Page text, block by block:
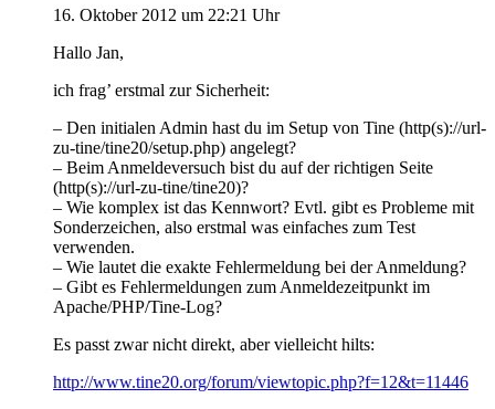
16. Oktober 2012 um 22:21 Uhr
Hallo Jan,
ich frag’ erstmal zur Sicherheit:
– Den initialen Admin hast du im Setup von Tine (http(s)://url-
zu-tine/tine20/setup.php) angelegt?
– Beim Anmeldeversuch bist du auf der richtigen Seite
(http(s)://url-zu-tine/tine20)?
– Wie komplex ist das Kennwort? Evtl. gibt es Probleme mit
Sonderzeichen, also erstmal was einfaches zum Test
verwenden.
– Wie lautet die exakte Fehlermeldung bei der Anmeldung?
– Gibt es Fehlermeldungen zum Anmeldezeitpunkt im
Apache/PHP/Tine-Log?
Es passt zwar nicht direkt, aber vielleicht hilts:
http://www.tine20.org/forum/viewtopic.php?f=12&t=11446